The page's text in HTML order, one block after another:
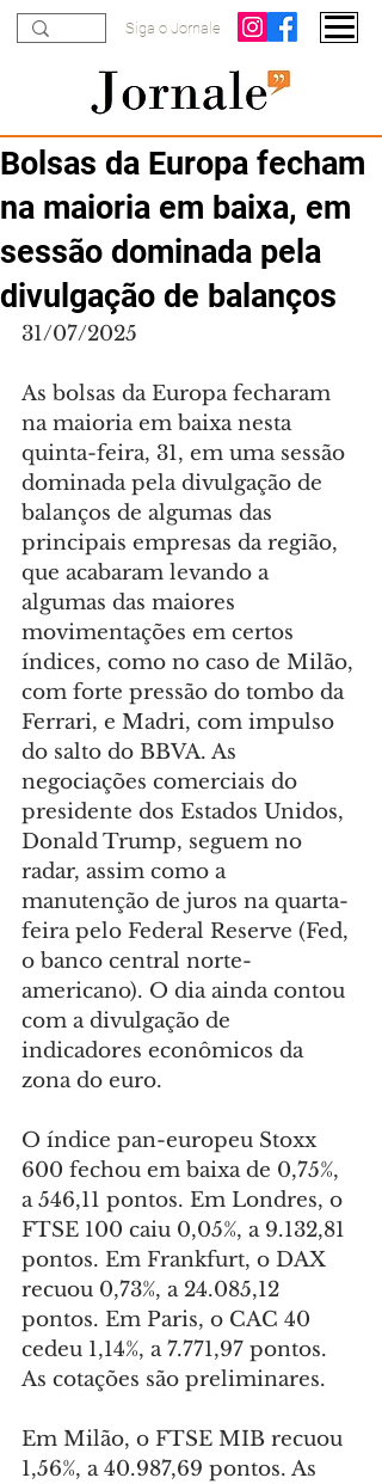
Siga o Jornale
Bolsas da Europa fecham
na maioria em baixa, em
sessão dominada pela
divulgação de balanços
31/07/2025
As bolsas da Europa fecharam
na maioria em baixa nesta
quinta-feira, 31, em uma sessão
dominada pela divulgação de
balanços de algumas das
principais empresas da região,
que acabaram levando a
algumas das maiores
movimentações em certos
índices, como no caso de Milão,
com forte pressão do tombo da
Ferrari, e Madri, com impulso
do salto do BBVA. As
negociações comerciais do
presidente dos Estados Unidos,
Donald Trump, seguem no
radar, assim como a
manutenção de juros na quarta-
feira pelo Federal Reserve (Fed,
o banco central norte-
americano). O dia ainda contou
com a divulgação de
indicadores econômicos da
zona do euro.
O índice pan-europeu Stoxx
600 fechou em baixa de 0,75%,
a 546,11 pontos. Em Londres, o
FTSE 100 caiu 0,05%, a 9.132,81
pontos. Em Frankfurt, o DAX
recuou 0,73%, a 24.085,12
pontos. Em Paris, o CAC 40
cedeu 1,14%, a 7.771,97 pontos.
As cotações são preliminares.
Em Milão, o FTSE MIB recuou
1,56%, a 40.987,69 pontos. As